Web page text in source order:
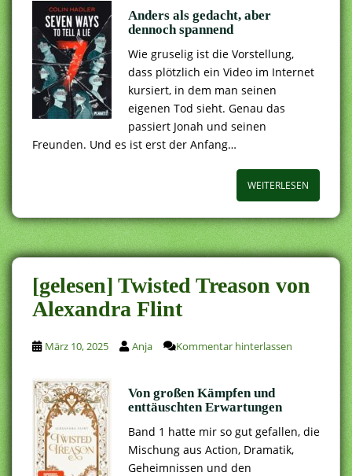
Anders als gedacht, aber
dennoch spannend
Wie gruselig ist die Vorstellung,
dass plötzlich ein Video im Internet
kursiert, in dem man seinen
eigenen Tod sieht. Genau das
passiert Jonah und seinen
Freunden. Und es ist erst der Anfang…
WEITERLESEN
[gelesen] Twisted Treason von
Alexandra Flint
März 10, 2025 Anja Kommentar hinterlassen
Von großen Kämpfen und
enttäuschten Erwartungen
Band 1 hatte mir so gut gefallen, die
Mischung aus Action, Dramatik,
Geheimnissen und den